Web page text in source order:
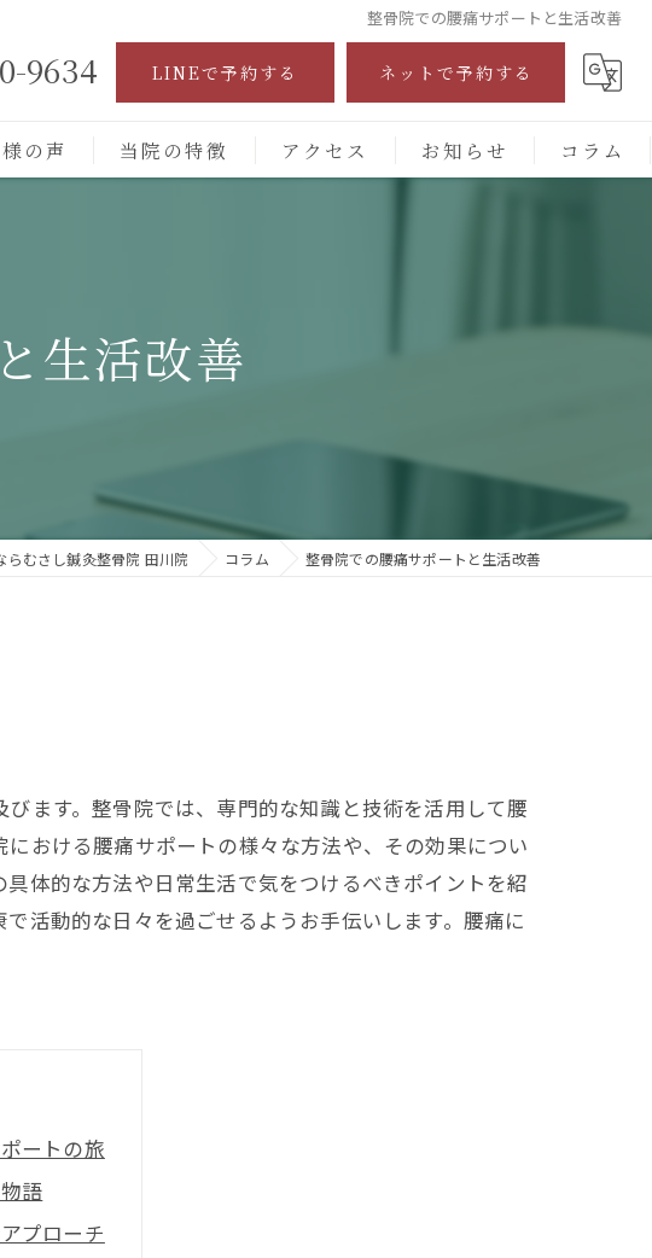
整骨院での腰痛サポートと生活改善
9634 LINEで予約する ネットで予約する
の声 当院の特徴
保険施術
アクセス お知らせ コラム
生活改善
らむさし鍼灸整骨院 田川院 コラム 整骨院での腰痛サポートと生活改善
ます。整骨院では、専門的な知識と技術を活用して腰
おける腰痛サポートの様々な方法や、その効果につい
体的な方法や日常生活で気をつけるべきポイントを紹
活動的な日々を過ごせるようお手伝いします。腰痛に
ートの旅
語
プローチ